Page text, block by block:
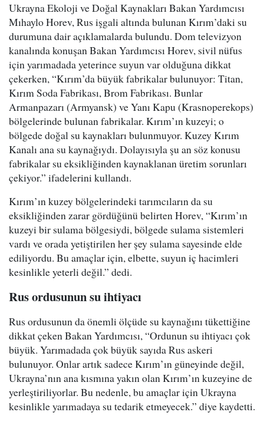
Ukrayna Ekoloji ve Doğal Kaynakları Bakan Yardımcısı
Mıhaylo Horev, Rus işgali altında bulunan Kırım’daki su
durumuna dair açıklamalarda bulundu. Dom televizyon
kanalında konuşan Bakan Yardımcısı Horev, sivil nüfus
için yarımadada yeterince suyun var olduğuna dikkat
çekerken, “Kırım’da büyük fabrikalar bulunuyor: Titan,
Kırım Soda Fabrikası, Brom Fabrikası. Bunlar
Armanpazarı (Armyansk) ve Yanı Kapu (Krasnoperekops)
bölgelerinde bulunan fabrikalar. Kırım’ın kuzeyi; o
bölgede doğal su kaynakları bulunmuyor. Kuzey Kırım
Kanalı ana su kaynağıydı. Dolayısıyla şu an söz konusu
fabrikalar su eksikliğinden kaynaklanan üretim sorunları
çekiyor.” ifadelerini kullandı.
Kırım’ın kuzey bölgelerindeki tarımcıların da su
eksikliğinden zarar gördüğünü belirten Horev, “Kırım’ın
kuzeyi bir sulama bölgesiydi, bölgede sulama sistemleri
vardı ve orada yetiştirilen her şey sulama sayesinde elde
ediliyordu. Bu amaçlar için, elbette, suyun iç hacimleri
kesinlikle yeterli değil.” dedi.
Rus ordusunun su ihtiyacı
Rus ordusunun da önemli ölçüde su kaynağını tükettiğine
dikkat çeken Bakan Yardımcısı, “Ordunun su ihtiyacı çok
büyük. Yarımadada çok büyük sayıda Rus askeri
bulunuyor. Onlar artık sadece Kırım’ın güneyinde değil,
Ukrayna’nın ana kısmına yakın olan Kırım’ın kuzeyine de
yerleştiriliyorlar. Bu nedenle, bu amaçlar için Ukrayna
kesinlikle yarımadaya su tedarik etmeyecek.” diye kaydetti.